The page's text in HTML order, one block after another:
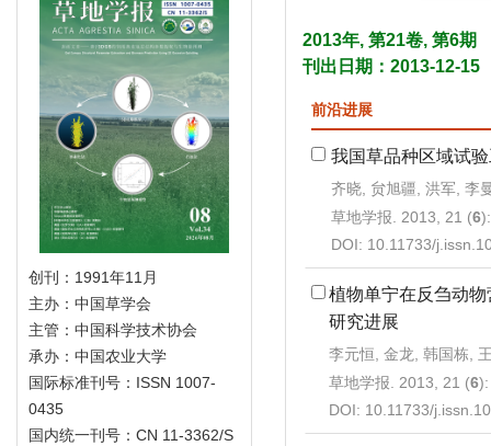
2013年, 第21卷, 第6
刊出日期：2013-12-15
前沿进展
我国草品种区域试
齐晓, 贠旭疆, 洪军, 李
草地学报. 2013, 21 (6
DOI: 10.11733/
植物单宁在反刍动
研究进展
李元恒, 金龙, 韩国栋,
草地学报. 2013, 21 (6
DOI: 10.11733/
创刊：1991年11月
主办：中国草学会
主管：中国科学技术协会
承办：中国农业大学
国际标准刊号：ISSN 1007-
0435
国内统一刊号：CN 11-3362/S